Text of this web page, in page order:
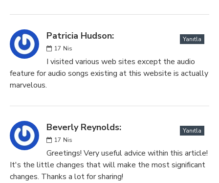
Patricia Hudson:
17 Nis
Yanıtla
I visited various web sites except the audio
feature for audio songs existing at this website is actually
marvelous.
Beverly Reynolds:
17 Nis
Yanıtla
Greetings! Very useful advice within this article!
It's the little changes that will make the most significant
changes. Thanks a lot for sharing!